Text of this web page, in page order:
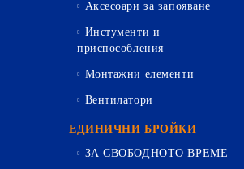
Аксесоари за запояване
Инстументи и
приспособления
Монтажни елементи
Вентилатори
ЕДИНИЧНИ БРОЙКИ
ЗА СВОБОДНОТО ВРЕМЕ